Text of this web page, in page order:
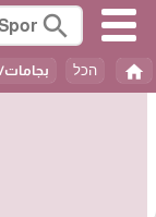
search
home הכל